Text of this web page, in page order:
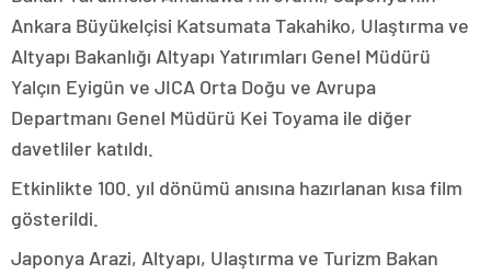
Ankara Büyükelçisi Katsumata Takahiko, Ulaştırma ve
Altyapı Bakanlığı Altyapı Yatırımları Genel Müdürü
Yalçın Eyigün ve JICA Orta Doğu ve Avrupa
Departmanı Genel Müdürü Kei Toyama ile diğer
davetliler katıldı.
Etkinlikte 100. yıl dönümü anısına hazırlanan kısa film
gösterildi.
Japonya Arazi, Altyapı, Ulaştırma ve Turizm Bakan